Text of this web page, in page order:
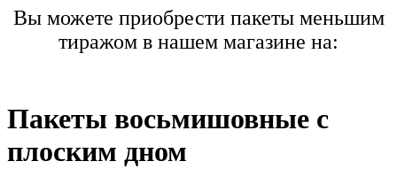
Вы можете приобрести пакеты меньшим
тиражом в нашем магазине на:
Пакеты восьмишовные с
плоским дном